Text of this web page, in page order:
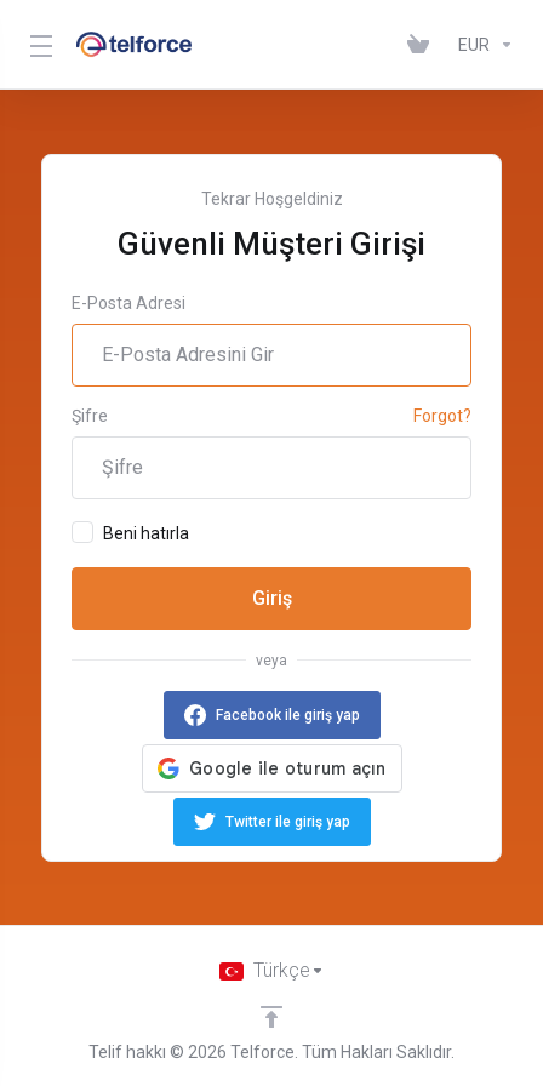
EUR
Tekrar Hoşgeldiniz
Güvenli Müşteri Girişi
E-Posta Adresi
Şifre Forgot?
Beni hatırla
Giriş
veya
Facebook ile giriş yap
Twitter ile giriş yap
Telif hakkı © 2026 Telforce. Tüm Hakları Saklıdır.
Türkçe